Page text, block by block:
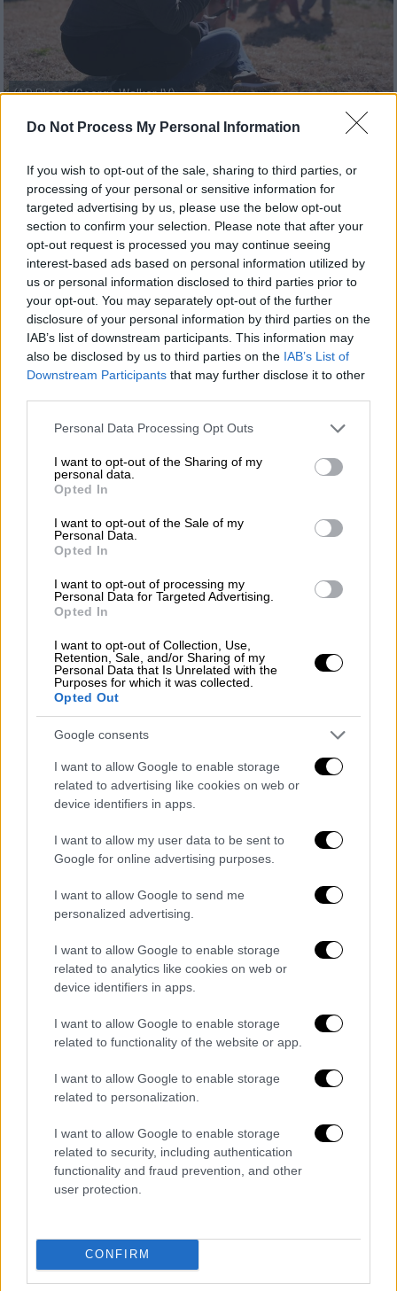
Do Not Process My Personal Information
If you wish to opt-out of the sale, sharing to third parties, or
processing of your personal or sensitive information for
targeted advertising by us, please use the below opt-out
section to confirm your selection. Please note that after your
opt-out request is processed you may continue seeing
interest-based ads based on personal information utilized by
us or personal information disclosed to third parties prior to
your opt-out. You may separately opt-out of the further
disclosure of your personal information by third parties on the
IAB’s list of downstream participants. This information may
also be disclosed by us to third parties on the IAB’s List of
Downstream Participants that may further disclose it to other
Please note that this website/app uses one or more Google
not limited to your visit or usage behaviour. You may click to
grant or deny consent to Google and its third-party tags to
use your data for below specified purposes in below Google
consent section.
Personal Data Processing Opt Outs
I want to opt-out of the Sharing of my
personal data.
Opted In
I want to opt-out of the Sale of my
Personal Data.
Opted In
I want to opt-out of processing my
Personal Data for Targeted Advertising.
Opted In
I want to opt-out of Collection, Use,
Retention, Sale, and/or Sharing of my
Personal Data that Is Unrelated with the
Purposes for which it was collected.
Opted Out
Google consents
I want to allow Google to enable storage
related to advertising like cookies on web or
device identifiers in apps.
I want to allow my user data to be sent to
Google for online advertising purposes.
I want to allow Google to send me
personalized advertising.
I want to allow Google to enable storage
related to analytics like cookies on web or
device identifiers in apps.
I want to allow Google to enable storage
related to functionality of the website or app.
I want to allow Google to enable storage
related to personalization.
I want to allow Google to enable storage
related to security, including authentication
functionality and fraud prevention, and other
user protection.
CONFIRM
(AP Photo/George Walker IV)
Πυροβολισμούςσε σχολείο τουΝάσβιλ
είχαμε την Τετάρτη (22/1), με δράστη έναν
17χρονο, ο οποίος σκότωσεμαθήτριαπριν
αυτοκτονήσει.
Από την επίθεση έχασε τη ζωή του ένα
ανήλικο κορίτσι, ενώ εικάζεται ότι ο
μακελάρηςπυροβόλησε ακόμη δύο μαθητές
προτού στρέψει το όπλο στον εαυτό του.
ΔΙΑΒΑΣΤΕ ΕΠΙΣΗΣ
Κόσμος|22.01.2025 23:15
Κορονοϊός: Πέντε χρόνια μετά την
πανδημία, η κινεζική Ουχάν έχει
γυρίσει σελίδα
Κόσμος|22.01.2025 22:36
Αμερικανοτουρκικές σχέσεις: Πρώτη
τηλεφωνική επικοινωνία Φιντάν-
Ρούμπιο
Θρήνος στην πόλη για το νέο
μακελειό
Η εκπρόσωπος της αστυνομίας,
Γουέδερλι, επιβεβαίωσε την παραπάνω
είδηση, όμως δεν διευκρίνισε αν ο δράστης
νοσηλεύονται προς το παρόν.
https://twitter.com/ArtCandee/status/188213
8817572028697
Το συγκεκριμένο σχολείο έχει περίπου 2.000
μαθητές και βρίσκεται σε 16 χιλιόμετρα
νοτιοανατολικά του κέντρου του Νάσβιλ.
Οι υπεύθυνοι του σχολείου ζήτησαν από
τους γονείς να μην πάνε στο λύκειο για να
παραλάβουν τα παιδιά τους, αλλά σε κοντινό
νοσοκομείο. Οι μαθητές πρόκειται να
μεταφερθούν εκεί με λεωφορείο.
Kadebostany στο ethnos.gr: «Κάποτε
πίστευα ότι το να είσαι outsider ήταν